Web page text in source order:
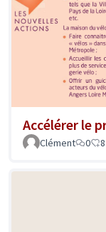
Accélérer le
Clément
0 8